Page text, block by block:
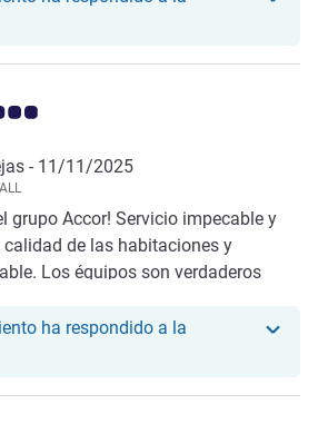
de Avis 5.0/5
- 11/11/2025
grupo Accor! Servicio impecable y
de las habitaciones y
Los équipos son verdaderos
ha respondido a la